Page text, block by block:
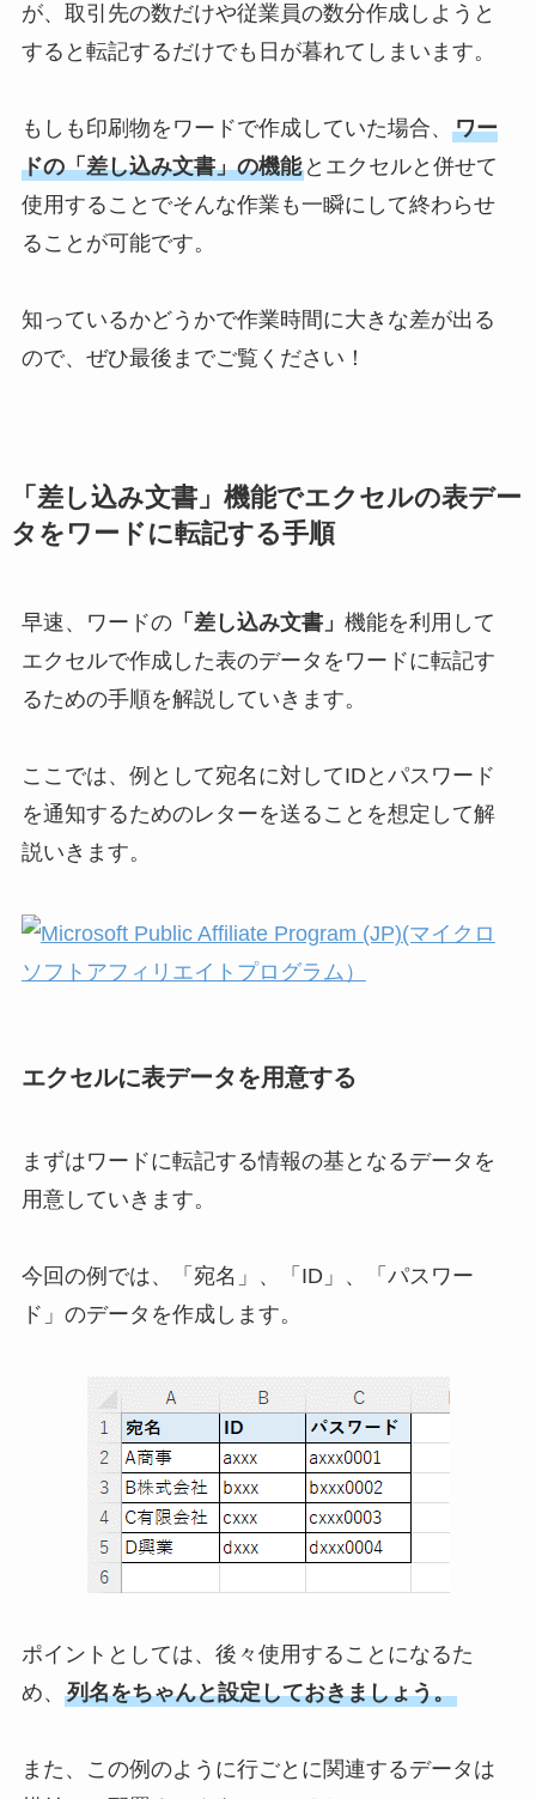
が、取引先の数だけや従業員の数分作成しようと
すると転記するだけでも日が暮れてしまいます。
もしも印刷物をワードで作成していた場合、 ワー
ドの「差し込み文書」の機能とエクセルと併せて
使用することでそんな作業も一瞬にして終わらせ
ることが可能です。
知っているかどうかで作業時間に大きな差が出る
ので、ぜひ最後までご覧ください！
「差し込み文書」機能でエクセルの表デー
タをワードに転記する手順
早速、ワードの「差し込み文書」 機能を利用して
エクセルで作成した表のデータをワードに転記す
るための手順を解説していきます。
ここでは、例として宛名に対してIDとパスワード
を通知するためのレターを送ることを想定して解
説いきます。
エクセルに表データを用意する
まずはワードに転記する情報の基となるデータを
用意していきます。
今回の例では、「宛名」、「ID」、「パスワー
ド」のデータを作成します。
ポイントとしては、後々使用することになるた
め、 列名をちゃんと設定しておきましょう。
また、この例のように行ごとに関連するデータは